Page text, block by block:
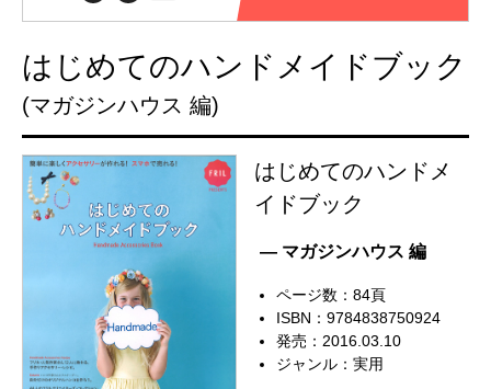
はじめてのハンドメイドブック
(マガジンハウス 編)
はじめてのハンドメ
イドブック
— マガジンハウス 編
ページ数：84頁
ISBN：9784838750924
発売：2016.03.10
ジャンル：実用